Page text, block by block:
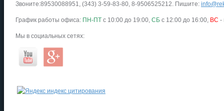
Звоните:89530088951, (343) 3-59-83-80, 8-9506525212. Пишите:
График работы офиса: ПН-ПТ с 10:00 до 19:00, СБ с 12:00 до 16:00, ВС -
Мы в социальных сетях: